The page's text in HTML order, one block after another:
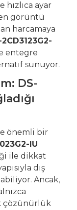
hızlıca ayar
görüntü
harcamaya
2CD3123G2-
entegre
sunuyor.
DS-
önemli bir
IU
ile dikkat
dış
Ancak,
çözünürlük